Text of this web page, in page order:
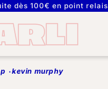
dès 100€ en point relais
kevin murphy